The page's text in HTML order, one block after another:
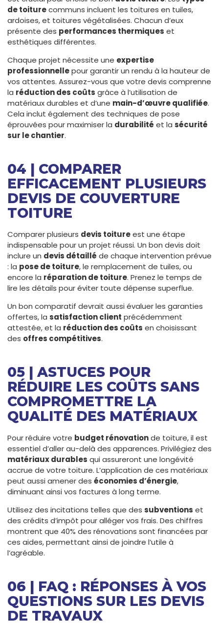
de toiturecommuns incluent les toitures en tuiles,
ardoises, et toitures végétalisées. Chacun d’eux
présente des performances thermiques et
esthétiques différentes.
Chaque projet nécessite une expertise
professionnellepour garantir un rendu à la hauteur de
vos attentes. Assurez-vous que votre devis comprenne
la réduction des coûts grâce à l’utilisation de
matériaux durables et d’une main-d’œuvre qualifiée.
Cela inclut également des techniques de pose
éprouvées pour maximiser la durabilité et la sécurité
sur le chantier.
04 | COMPARER
EFFICACEMENT PLUSIEURS
DEVIS DE COUVERTURE
TOITURE
Comparer plusieurs devis toitureest une étape
indispensable pour un projet réussi. Un bon devis doit
inclure un devis détaillé de chaque intervention prévue
: la pose de toiture, le remplacement de tuiles, ou
encore la réparation de toiture. Prenez le temps de
lire les détails pour éviter toute dépense superflue.
Un bon comparatif devrait aussi évaluer les garanties
offertes, la satisfaction client précédemment
attestée, et la réduction des coûts en choisissant
des offres compétitives.
05 | ASTUCES POUR
RÉDUIRE LES COÛTS SANS
COMPROMETTRE LA
QUALITÉ DES MATÉRIAUX
Pour réduire votre budget rénovationde toiture, il est
essentiel d’aller au-delà des apparences. Privilégiez des
matériaux durables qui assureront une longévité
accrue de votre toiture. L’application de ces matériaux
peut aussi amener des économies d’énergie,
diminuant ainsi vos factures à long terme.
Utilisez des incitations telles que des subventions et
des crédits d’impôt pour alléger vos frais. Des chiffres
montrent que 40% des rénovations sont financées par
ces aides, permettant ainsi de joindre l’utile à
l’agréable.
06 | FAQ : RÉPONSES À VOS
QUESTIONS SUR LES DEVIS
DE TRAVAUX